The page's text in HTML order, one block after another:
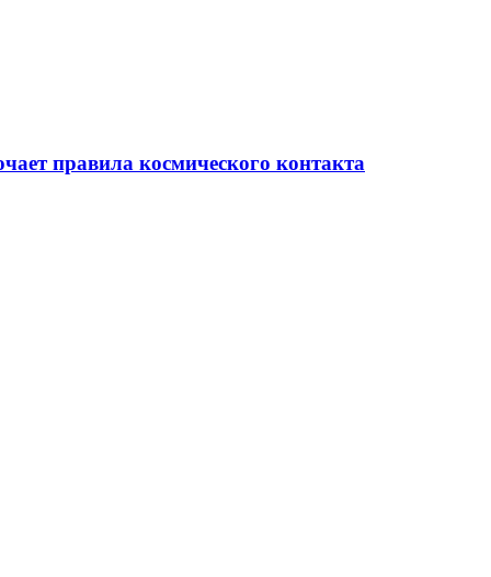
правила космического контакта